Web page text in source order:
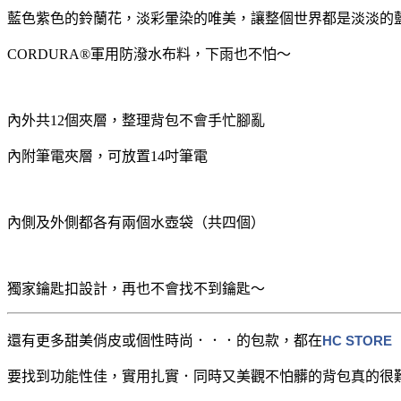
藍色紫色的鈴蘭花，淡彩暈染的唯美，讓整個世界都是淡淡的
CORDURA®軍用防潑水布料，下雨也不怕～
內外共12個夾層，整理背包不會手忙腳亂
內附筆電夾層，可放置14吋筆電
內側及外側都各有兩個水壺袋（共四個）
獨家鑰匙扣設計，再也不會找不到鑰匙～
還有更多甜美俏皮或個性時尚．．．的包款，都在HC STORE
要找到功能性佳，實用扎實．同時又美觀不怕髒的背包真的很